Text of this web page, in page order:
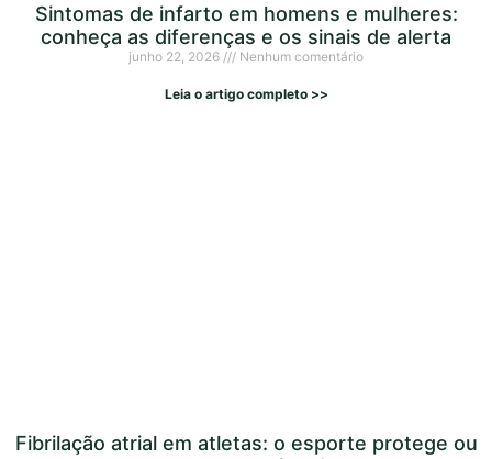
Sintomas de infarto em homens e mulheres:
conheça as diferenças e os sinais de alerta
junho 22, 2026 Nenhum comentário
Leia o artigo completo >>
Fibrilação atrial em atletas: o esporte protege ou